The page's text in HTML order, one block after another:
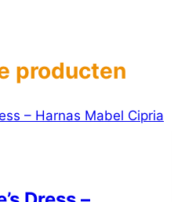
producten